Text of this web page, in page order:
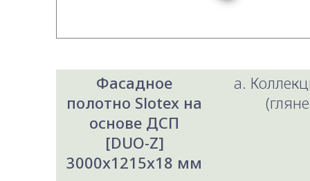
Фасадное
полотно Slotex на
основе ДСП
[DUO-Z]
3000x1215x18 мм
a.